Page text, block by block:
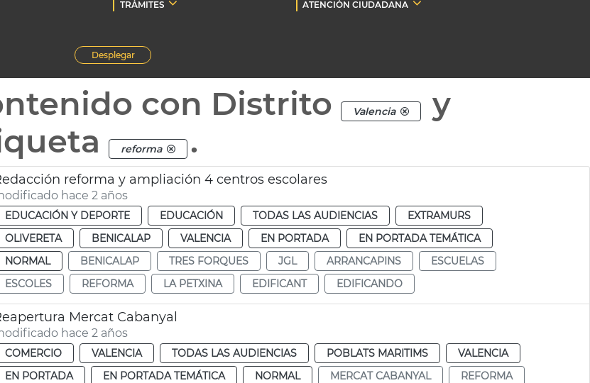
TRÁMITES
ATENCIÓN CIUDADANA
Desplegar
con Distrito Valencia
y
reforma .
reforma y ampliación 4 centros escolares
hace 2 años
EDUCACIÓN Y DEPORTE EDUCACIÓN TODAS LAS AUDIENCIAS
EXTRAMURS
OLIVERETA
BENICALAP VALENCIA EN PORTADA
EN PORTADA TEMÁTICA
NORMAL
BENICALAP TRES FORQUES JGL ARRANCAPINS
ESCUELAS
ESCOLES
REFORMA LA PETXINA EDIFICANT EDIFICANDO
Mercat Cabanyal
hace 2 años
COMERCIO VALENCIA TODAS LAS AUDIENCIAS POBLATS MARITIMS
VALENCIA
EN PORTADA
EN PORTADA TEMÁTICA NORMAL MERCAT CABANYAL
REFORMA